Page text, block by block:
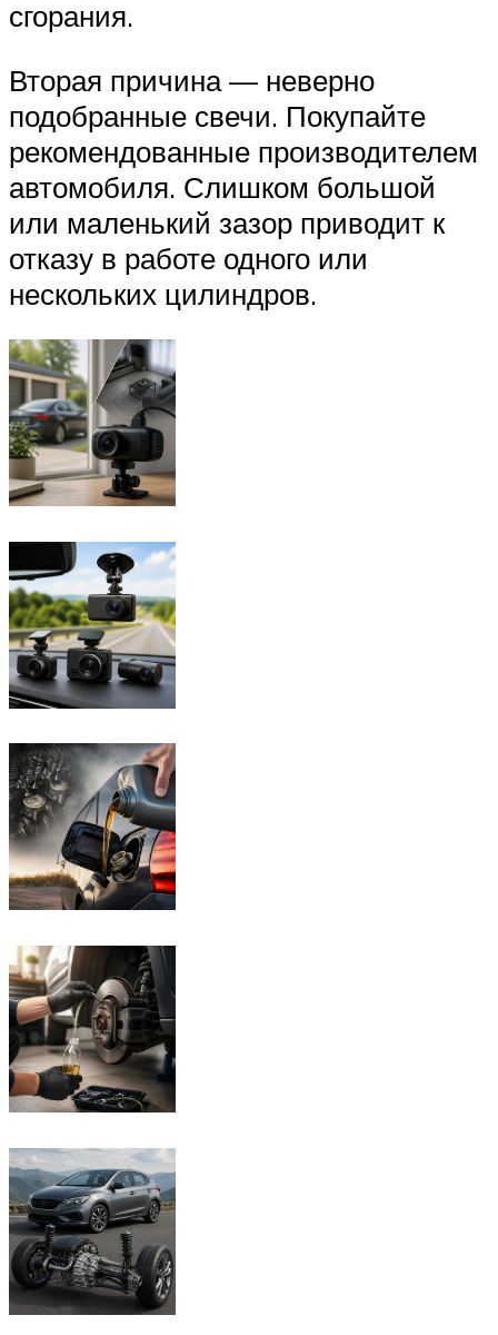
сгорания.
Вторая причина — неверно
подобранные свечи. Покупайте
рекомендованные производителем
автомобиля. Слишком большой
или маленький зазор приводит к
отказу в работе одного или
нескольких цилиндров.